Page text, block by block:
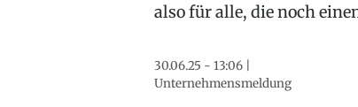
also für alle, die noch
30.06.25 - 13:06 |
Unternehmensmeldung